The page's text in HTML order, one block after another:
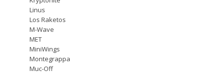
Linus
Los Raketos
M-Wave
MET
MiniWings
Montegrappa
Muc-Off